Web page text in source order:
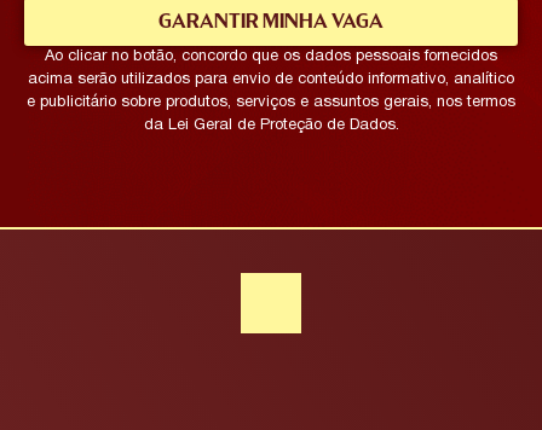
GARANTIR MINHA VAGA
Ao clicar no botão, concordo que os dados pessoais fornecidos
acima serão utilizados para envio de conteúdo informativo, analítico
e publicitário sobre produtos, serviços e assuntos gerais, nos termos
da Lei Geral de Proteção de Dados.